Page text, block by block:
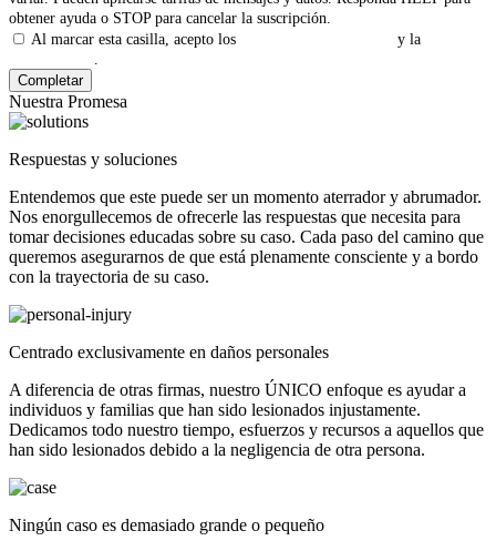
obtener ayuda o STOP para cancelar la suscripción.
Al marcar esta casilla, acepto los
y la
Nuestra Promesa
Respuestas y soluciones
Entendemos que este puede ser un momento aterrador y abrumador.
Nos enorgullecemos de ofrecerle las respuestas que necesita para
tomar decisiones educadas sobre su caso. Cada paso del camino que
queremos asegurarnos de que está plenamente consciente y a bordo
con la trayectoria de su caso.
Centrado exclusivamente en daños personales
A diferencia de otras firmas, nuestro ÚNICO enfoque es ayudar a
individuos y familias que han sido lesionados injustamente.
Dedicamos todo nuestro tiempo, esfuerzos y recursos a aquellos que
han sido lesionados debido a la negligencia de otra persona.
Ningún caso es demasiado grande o pequeño